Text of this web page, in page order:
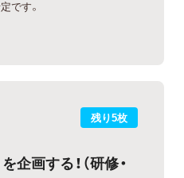
です。
残り5枚
企画する！（研修・